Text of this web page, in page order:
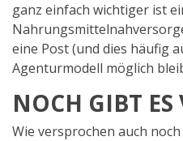
ganz einfach wichtiger ist
eine Post (und dies häufig
Agenturmodell möglich
NOCH GIBT
Wie versprochen auch